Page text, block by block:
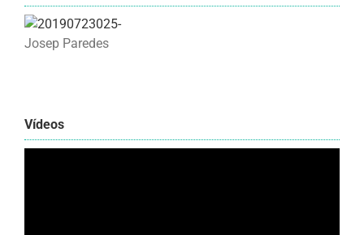
Josep Paredes
Vídeos